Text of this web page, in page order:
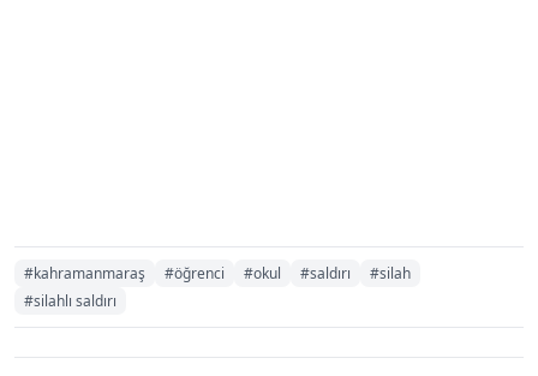
#kahramanmaraş #öğrenci #okul #saldırı
#silah
#silahlı saldırı